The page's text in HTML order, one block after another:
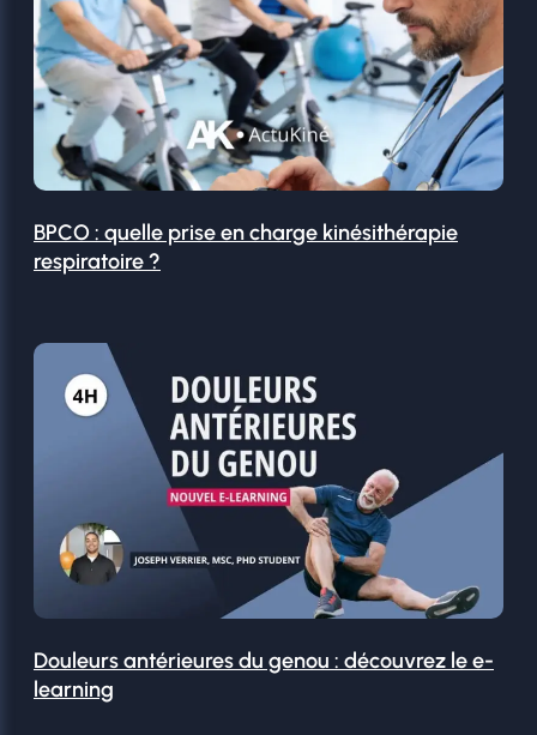
BPCO : quelle prise en charge kinésithérapie
respiratoire ?
Douleurs antérieures du genou : découvrez le e-
learning